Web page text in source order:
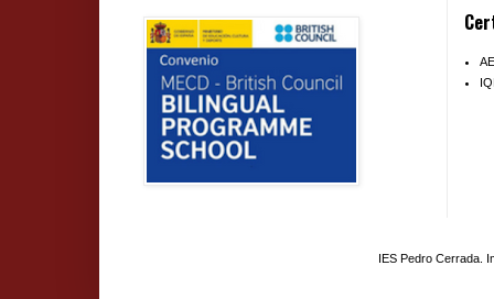
IES Pedro Cerrada.